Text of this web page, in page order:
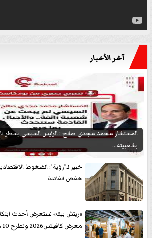
آخر الأخبار
المستشار محمد مجدي صالح : الرئيس السيسي يسطر
بشعبيته...
خبير لـ”رؤية”: الضغوط
خفض الفائدة
«ريتش بيك» تستعرض أحدث
معرض كافيكس2026 وتطرح 10 منتجات...